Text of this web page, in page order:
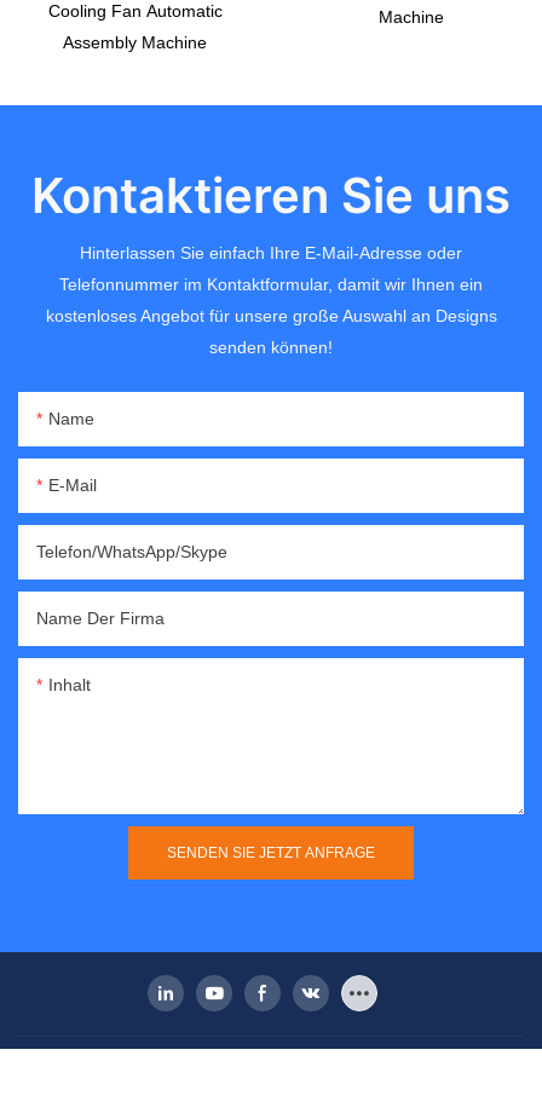
Cooling Fan Automatic
Assembly Machine
Machine
Kontaktieren Sie uns
Hinterlassen Sie einfach Ihre E-Mail-Adresse oder
Telefonnummer im Kontaktformular, damit wir Ihnen ein
kostenloses Angebot für unsere große Auswahl an Designs
senden können!
Name
E-Mail
Telefon/WhatsApp/Skype
Name Der Firma
Inhalt
SENDEN SIE JETZT ANFRAGE